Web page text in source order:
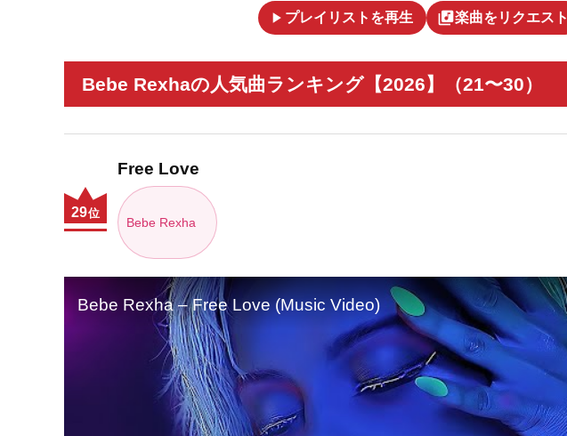
play_arrow プレイリストを再生 library_music楽曲をリクエスト
Bebe Rexhaの人気曲ランキング【2026】（21〜30）
Free Love
Bebe Rexha
29位
Bebe Rexha – Free Love (Music Video)